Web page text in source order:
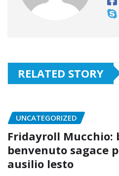
RELATED STORY
UNCATEGORIZED
Fridayroll Mucchio:
benvenuto sagace
ausilio lesto